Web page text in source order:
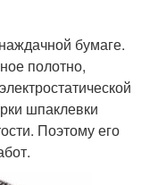
бумаге.
полотно,
шпаклевки
Поэтому его